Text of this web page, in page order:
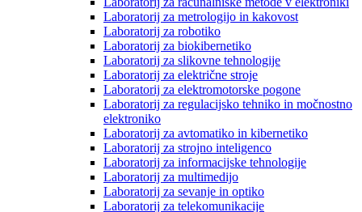
Laboratorij za metrologijo in kakovost
Laboratorij za robotiko
Laboratorij za biokibernetiko
Laboratorij za slikovne tehnologije
Laboratorij za električne stroje
Laboratorij za elektromotorske pogone
Laboratorij za regulacijsko tehniko in močnostno
elektroniko
Laboratorij za avtomatiko in kibernetiko
Laboratorij za strojno inteligenco
Laboratorij za informacijske tehnologije
Laboratorij za multimedijo
Laboratorij za sevanje in optiko
Laboratorij za telekomunikacije